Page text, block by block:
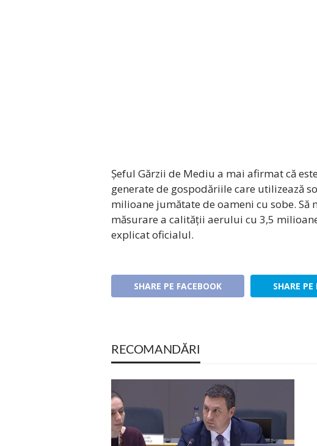
Șeful Gărzii de Mediu a mai afirmat că
generate de gospodăriile care utilizează
milioane jumătate de oameni cu sobe.
măsurare a calității aerului cu 3,5
explicat oficialul.
SHARE PE FACEBOOK SHARE
RECOMANDĂRI